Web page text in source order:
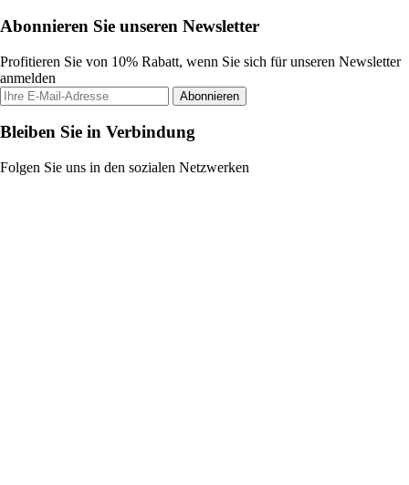
Abonnieren Sie unseren Newsletter
Profitieren Sie von 10% Rabatt, wenn Sie sich für unseren Newsletter
anmelden
Abonnieren
Bleiben Sie in Verbindung
Folgen Sie uns in den sozialen Netzwerken